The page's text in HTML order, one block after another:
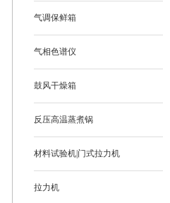
气调保鲜箱
气相色谱仪
鼓风干燥箱
反压高温蒸煮锅
材料试验机|门式拉力机
拉力机